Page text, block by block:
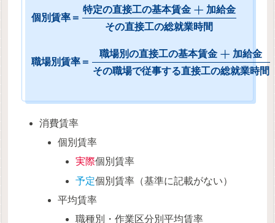
個 別賃率＝
特定の直接工の基本賃金 + 加給金
その直接工の総就業時間
職場別賃率＝
職場別の直接工の基本賃金 + 加給金
その職場で従事する直接工の総就業時間
消費賃率
個別賃率
実際個別賃率
予定個別賃率（基準に記載がない）
平均賃率
職種別・作業区分別平均賃率